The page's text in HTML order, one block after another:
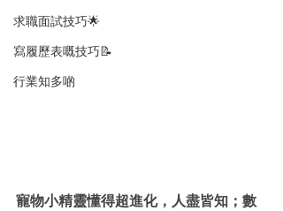
求職面試技巧🌟
寫履歷表嘅技巧📝
行業知多啲
寵物小精靈懂得超進化，人盡皆知；數